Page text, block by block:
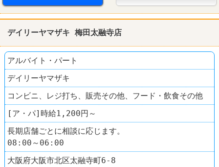
デイリーヤマザキ 梅田太融寺店
アルバイト・パート
デイリーヤマザキ
コンビニ、レジ打ち、販売その他、フード・飲食その他
[ア・パ]時給1,200円～
長期店舗ごとに相談に応じます。
08:00～06:00
大阪府大阪市北区太融寺町6-8